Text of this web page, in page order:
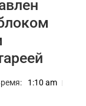
1:10 am